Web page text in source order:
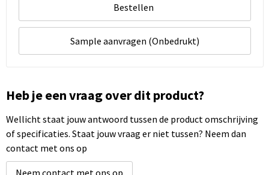
Bestellen
Sample aanvragen (Onbedrukt)
Heb je een vraag over dit product?
Wellicht staat jouw antwoord tussen de product omschrijving
of specificaties. Staat jouw vraag er niet tussen? Neem dan
contact met ons op
Neem contact met ons op